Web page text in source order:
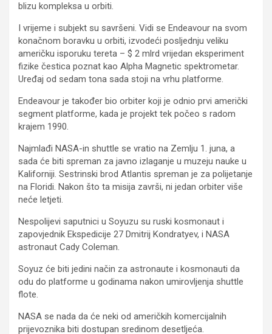
blizu kompleksa u orbiti.
I vrijeme i subjekt su savršeni. Vidi se Endeavour na svom
konačnom boravku u orbiti, izvodeći posljednju veliku
američku isporuku tereta – $ 2 mlrd vrijedan eksperiment
fizike čestica poznat kao Alpha Magnetic spektrometar.
Uređaj od sedam tona sada stoji na vrhu platforme.
Endeavour je također bio orbiter koji je odnio prvi američki
segment platforme, kada je projekt tek počeo s radom
krajem 1990.
Najmlađi NASA-in shuttle se vratio na Zemlju 1. juna, a
sada će biti spreman za javno izlaganje u muzeju nauke u
Kaliforniji. Sestrinski brod Atlantis spreman je za polijetanje
na Floridi. Nakon što ta misija završi, ni jedan orbiter više
neće letjeti.
Nespolijevi saputnici u Soyuzu su ruski kosmonaut i
zapovjednik Ekspedicije 27 Dmitrij Kondratyev, i NASA
astronaut Cady Coleman.
Soyuz će biti jedini način za astronaute i kosmonauti da
odu do platforme u godinama nakon umirovljenja shuttle
flote.
NASA se nada da će neki od američkih komercijalnih
prijevoznika biti dostupan sredinom desetljeća.